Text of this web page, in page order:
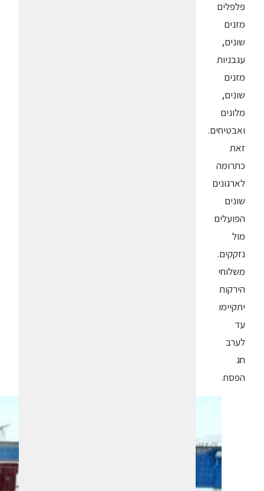
פלפלים
מזנים
שונים,
עגבניות
מזנים
שונים,
מלונים
ואבטיחים.
זאת
כתרומה
לארגונים
שונים
הפועלים
מול
נזקקים.
משלוחי
הירקות
יתקיימו
עד
לערב
חג
הפסח.